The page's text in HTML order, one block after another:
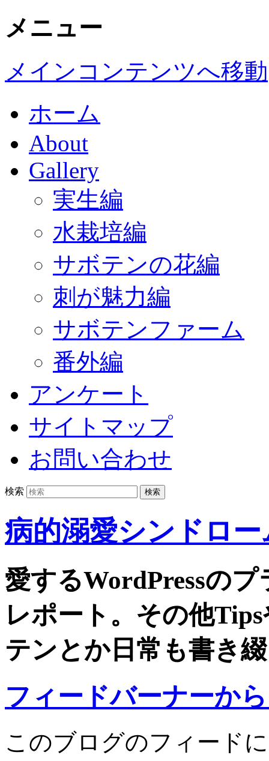
メニュー
メインコンテンツへ移動
ホーム
About
Gallery
実生編
水栽培編
サボテンの花編
刺が魅力編
サボテンファーム
番外編
アンケート
サイトマップ
お問い合わせ
検索
病的溺愛シンドロー
愛するWordPressの
レポート。その他
テンとか日常も書き
フィードバーナーか
このブログのフィード